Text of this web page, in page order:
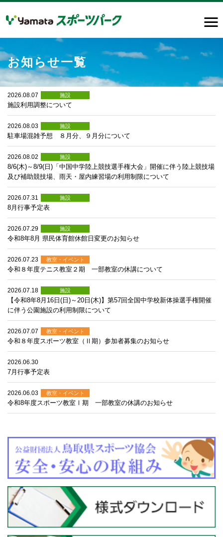
お知らせ一覧
2026.08.07 施設
施設利用調整について
2026.08.03 施設
駐車場混雑予想 ８月分、９月分について
2026.08.02 施設
8/6(木)～8/9(日)「中国中学陸上競技選手権大会」開催に伴う陸上競技場
及び補助競技場、雨天・屋内練習場の利用制限について
2026.07.31 施設
8月行事予定表
2026.07.29 施設
令和8年8月 県民体育館休館日変更のお知らせ
2026.07.23 教室・イベント
令和８年度テニス教室２期 一部教室の休講について
2026.07.18 施設
【令和8年8月16日(日)～20日(木)】第57回全国中学校新体操選手権開催
に伴う公園施設の利用制限について
2026.07.07 教室・イベント
令和８年度スポーツ教室（Ⅱ期）参加者募集のお知らせ
2026.06.30
7月行事予定表
2026.06.03 教室・イベント
令和8年度スポーツ教室Ⅰ期 一部教室の休講のお知らせ